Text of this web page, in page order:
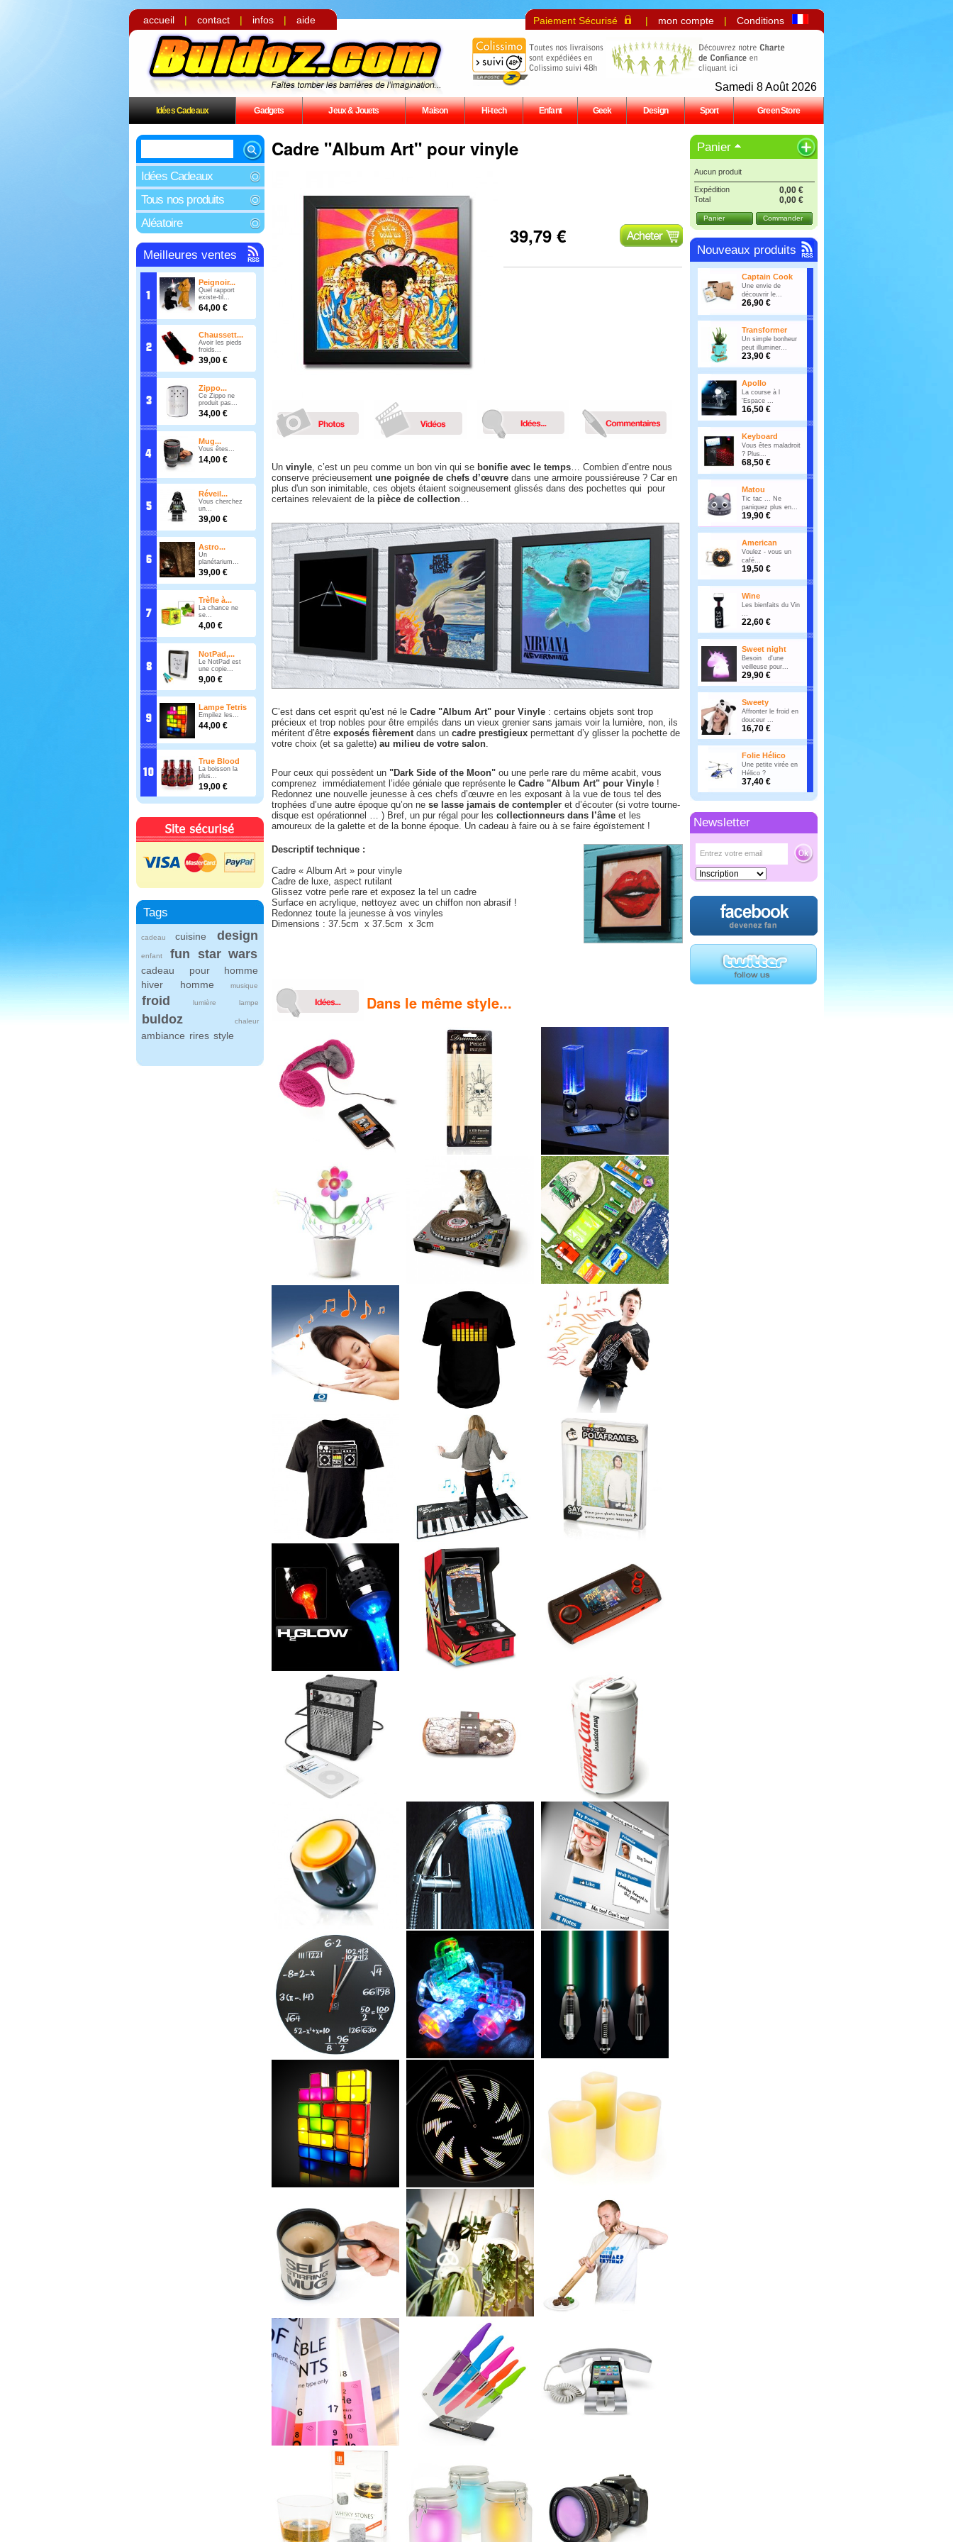
accueil | contact | infos | aide Paiement Sécurisé | mon compte | Conditions
Samedi 8 Août 2026
Idées Cadeaux Gadgets Jeux & Jouets Maison Hi-tech Enfant Geek Design Sport Green Store
Idées Cadeaux
Tous nos produits
Aléatoire
Meilleures ventes
Peignoir...
Quel rapport
existe-til...
64,00 €
Chaussett...
Avoir les pieds
froids...
39,00 €
Zippo...
Ce Zippo ne
produit pas...
34,00 €
Mug...
Vous êtes...
14,00 €
Réveil...
Vous cherchez
un...
39,00 €
Astro...
Un
planétarium...
39,00 €
Trèfle à...
La chance ne
se...
4,00 €
NotPad,...
Le NotPad est
une copie...
9,00 €
Lampe Tetris
Empilez les...
44,00 €
True Blood
La boisson la
plus...
19,00 €
Tags
cadeau cuisine design
enfant fun star wars
cadeau pour homme
hiver
homme musique
froid lumière lampe
buldoz chaleur
ambiance rires style
Cadre "Album Art" pour vinyle
39,79 €
Un vinyle, c’est un peu comme un bon vin qui se bonifie avec le temps… Combien d’entre nous
conserve précieusement une poignée de chefs d’œuvre dans une armoire poussiéreuse ? Car en
plus d'un son inimitable, ces objets étaient soigneusement glissés dans des pochettes qui pour
certaines relevaient de la pièce de collection…
C’est dans cet esprit qu’est né le Cadre "Album Art" pour Vinyle : certains objets sont trop
précieux et trop nobles pour être empilés dans un vieux grenier sans jamais voir la lumière, non, ils
méritent d’être exposés fièrementdans un cadre prestigieux permettant d’y glisser la pochette de
votre choix (et sa galette) au milieu de votre salon.
Pour ceux qui possèdent un "Dark Side of the Moon" ou une perle rare du même acabit, vous
comprenez immédiatement l’idée géniale que représente le Cadre "Album Art" pour Vinyle !
Redonnez une nouvelle jeunesse à ces chefs d’œuvre en les exposant à la vue de tous tel des
trophées d’une autre époque qu’on ne se lasse jamais de contempler et d’écouter (si votre tourne-
disque est opérationnel … ) Bref, un pur régal pour les collectionneurs dans l’âme et les
amoureux de la galette et de la bonne époque. Un cadeau à faire ou à se faire égoïstement !
Descriptif technique :
Cadre « Album Art » pour vinyle
Cadre de luxe, aspect rutilant
Glissez votre perle rare et exposez la tel un cadre
Surface en acrylique, nettoyez avec un chiffon non abrasif !
Redonnez toute la jeunesse à vos vinyles
Dimensions : 37.5cm x 37.5cm x 3cm
Dans le même style...
Panier
Aucun produit
Expédition 0,00 €
Total 0,00 €
Panier Commander
Nouveaux produits
Captain Cook
Une envie de
découvrir le...
26,90 €
Transformer
Un simple bonheur
peut illuminer...
23,90 €
Apollo
La course à l
'Espace ...
16,50 €
Keyboard
Vous êtes maladroit
? Plus...
68,50 €
Matou
Tic tac ... Ne
paniquez plus en...
19,90 €
American
Voulez - vous un
café...
19,50 €
Wine
Les bienfaits du Vin
...
22,60 €
Sweet night
Besoin d'une
veilleuse pour...
29,90 €
Sweety
Affronter le froid en
douceur ...
16,70 €
Folie Hélico
Une petite virée en
Hélico ?
37,40 €
Newsletter